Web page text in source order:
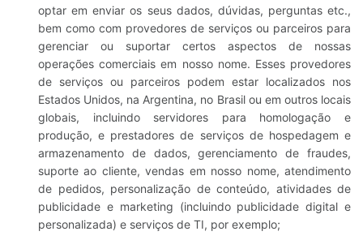
optar em enviar os seus dados, dúvidas, perguntas etc.,
bem como com provedores de serviços ou parceiros para
gerenciar ou suportar certos aspectos de nossas
operações comerciais em nosso nome. Esses provedores
de serviços ou parceiros podem estar localizados nos
Estados Unidos, na Argentina, no Brasil ou em outros locais
globais, incluindo servidores para homologação e
produção, e prestadores de serviços de hospedagem e
armazenamento de dados, gerenciamento de fraudes,
suporte ao cliente, vendas em nosso nome, atendimento
de pedidos, personalização de conteúdo, atividades de
publicidade e marketing (incluindo publicidade digital e
personalizada) e serviços de TI, por exemplo;